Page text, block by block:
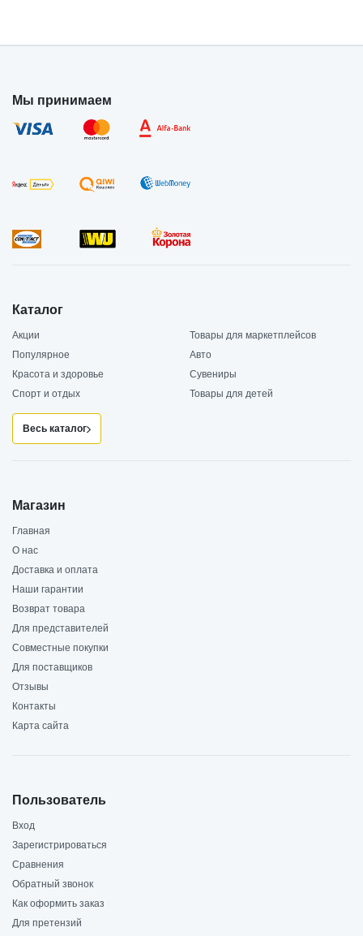
Мы принимаем
Каталог
Акции
Товары для маркетплейсов
Популярное
Авто
Красота и здоровье
Сувениры
Спорт и отдых
Товары для детей
Весь каталог
Магазин
Главная
О нас
Доставка и оплата
Наши гарантии
Возврат товара
Для представителей
Совместные покупки
Для поставщиков
Отзывы
Контакты
Карта сайта
Пользователь
Вход
Зарегистрироваться
Сравнения
Обратный звонок
Как оформить заказ
Для претензий